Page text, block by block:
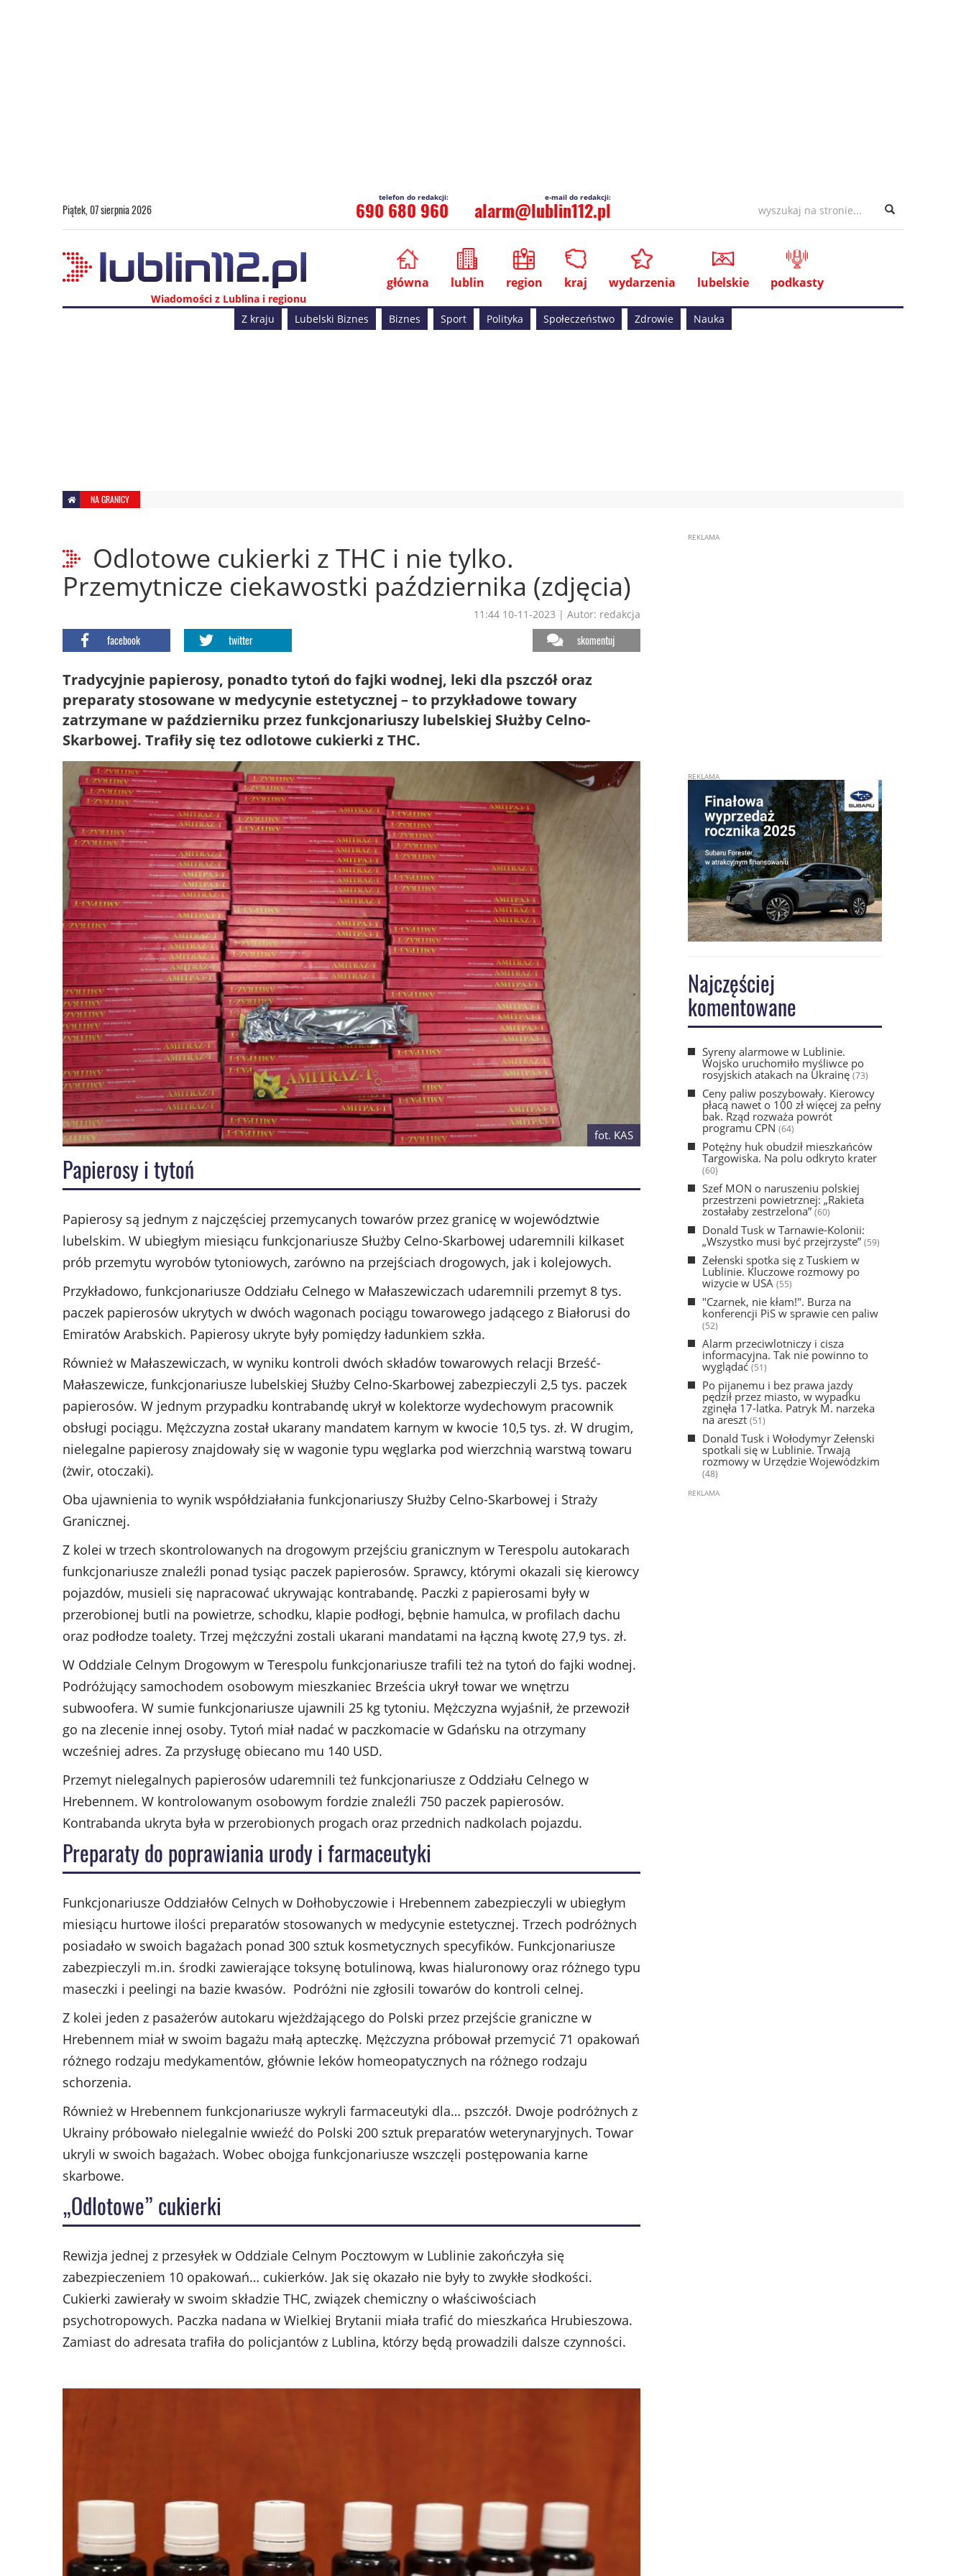
Piątek, 07 sierpnia 2026 690 680 960 alarm@lublin112.pl
Wiadomości z Lublina i regionu
główna lublin region kraj wydarzenia lubelskie podkasty
Z kraju Lubelski Biznes Biznes Sport Polityka Społeczeństwo Zdrowie Nauka
NA GRANICY
Odlotowe cukierki z THC i nie tylko.
Przemytnicze ciekawostki października (zdjęcia)
11:44 10-11-2023 | Autor: redakcja
facebook twitter skomentuj
Tradycyjnie papierosy, ponadto tytoń do fajki wodnej, leki dla pszczół oraz
preparaty stosowane w medycynie estetycznej – to przykładowe towary
zatrzymane w październiku przez funkcjonariuszy lubelskiej Służby Celno-
Skarbowej. Trafiły się tez odlotowe cukierki z THC.
fot. KAS
Papierosy i tytoń
Papierosy są jednym z najczęściej przemycanych towarów przez granicę w województwie
lubelskim. W ubiegłym miesiącu funkcjonariusze Służby Celno-Skarbowej udaremnili kilkaset
prób przemytu wyrobów tytoniowych, zarówno na przejściach drogowych, jak i kolejowych.
Przykładowo, funkcjonariusze Oddziału Celnego w Małaszewiczach udaremnili przemyt 8 tys.
paczek papierosów ukrytych w dwóch wagonach pociągu towarowego jadącego z Białorusi do
Emiratów Arabskich. Papierosy ukryte były pomiędzy ładunkiem szkła.
Również w Małaszewiczach, w wyniku kontroli dwóch składów towarowych relacji Brześć-
Małaszewicze, funkcjonariusze lubelskiej Służby Celno-Skarbowej zabezpieczyli 2,5 tys. paczek
papierosów. W jednym przypadku kontrabandę ukrył w kolektorze wydechowym pracownik
obsługi pociągu. Mężczyzna został ukarany mandatem karnym w kwocie 10,5 tys. zł. W drugim,
nielegalne papierosy znajdowały się w wagonie typu węglarka pod wierzchnią warstwą towaru
(żwir, otoczaki).
Oba ujawnienia to wynik współdziałania funkcjonariuszy Służby Celno-Skarbowej i Straży
Granicznej.
Z kolei w trzech skontrolowanych na drogowym przejściu granicznym w Terespolu autokarach
funkcjonariusze znaleźli ponad tysiąc paczek papierosów. Sprawcy, którymi okazali się kierowcy
pojazdów, musieli się napracować ukrywając kontrabandę. Paczki z papierosami były w
przerobionej butli na powietrze, schodku, klapie podłogi, bębnie hamulca, w profilach dachu
oraz podłodze toalety. Trzej mężczyźni zostali ukarani mandatami na łączną kwotę 27,9 tys. zł.
W Oddziale Celnym Drogowym w Terespolu funkcjonariusze trafili też na tytoń do fajki wodnej.
Podróżujący samochodem osobowym mieszkaniec Brześcia ukrył towar we wnętrzu
subwoofera. W sumie funkcjonariusze ujawnili 25 kg tytoniu. Mężczyzna wyjaśnił, że przewoził
go na zlecenie innej osoby. Tytoń miał nadać w paczkomacie w Gdańsku na otrzymany
wcześniej adres. Za przysługę obiecano mu 140 USD.
Przemyt nielegalnych papierosów udaremnili też funkcjonariusze z Oddziału Celnego w
Hrebennem. W kontrolowanym osobowym fordzie znaleźli 750 paczek papierosów.
Kontrabanda ukryta była w przerobionych progach oraz przednich nadkolach pojazdu.
Preparaty do poprawiania urody i farmaceutyki
Funkcjonariusze Oddziałów Celnych w Dołhobyczowie i Hrebennem zabezpieczyli w ubiegłym
miesiącu hurtowe ilości preparatów stosowanych w medycynie estetycznej. Trzech podróżnych
posiadało w swoich bagażach ponad 300 sztuk kosmetycznych specyfików. Funkcjonariusze
zabezpieczyli m.in. środki zawierające toksynę botulinową, kwas hialuronowy oraz różnego typu
maseczki i peelingi na bazie kwasów. Podróżni nie zgłosili towarów do kontroli celnej.
Z kolei jeden z pasażerów autokaru wjeżdżającego do Polski przez przejście graniczne w
Hrebennem miał w swoim bagażu małą apteczkę. Mężczyzna próbował przemycić 71 opakowań
różnego rodzaju medykamentów, głównie leków homeopatycznych na różnego rodzaju
schorzenia.
Również w Hrebennem funkcjonariusze wykryli farmaceutyki dla… pszczół. Dwoje podróżnych z
Ukrainy próbowało nielegalnie wwieźć do Polski 200 sztuk preparatów weterynaryjnych. Towar
ukryli w swoich bagażach. Wobec obojga funkcjonariusze wszczęli postępowania karne
skarbowe.
„Odlotowe” cukierki
Rewizja jednej z przesyłek w Oddziale Celnym Pocztowym w Lublinie zakończyła się
zabezpieczeniem 10 opakowań… cukierków. Jak się okazało nie były to zwykłe słodkości.
Cukierki zawierały w swoim składzie THC, związek chemiczny o właściwościach
psychotropowych. Paczka nadana w Wielkiej Brytanii miała trafić do mieszkańca Hrubieszowa.
Zamiast do adresata trafiła do policjantów z Lublina, którzy będą prowadzili dalsze czynności.
Najczęściej
komentowane
Syreny alarmowe w Lublinie.
Wojsko uruchomiło myśliwce po
rosyjskich atakach na Ukrainę(73)
Ceny paliw poszybowały. Kierowcy
płacą nawet o 100 zł więcej za pełny
bak. Rząd rozważa powrót
programu CPN (64)
Potężny huk obudził mieszkańców
Targowiska. Na polu odkryto krater
(60)
Szef MON o naruszeniu polskiej
przestrzeni powietrznej: „Rakieta
zostałaby zestrzelona” (60)
Donald Tusk w Tarnawie-Kolonii:
„Wszystko musi być przejrzyste” (59)
Zełenski spotka się z Tuskiem w
Lublinie. Kluczowe rozmowy po
wizycie w USA (55)
"Czarnek, nie kłam!". Burza na
konferencji PiS w sprawie cen paliw
(52)
Alarm przeciwlotniczy i cisza
informacyjna. Tak nie powinno to
wyglądać(51)
Po pijanemu i bez prawa jazdy
pędził przez miasto, w wypadku
zginęła 17-latka. Patryk M. narzeka
na areszt (51)
Donald Tusk i Wołodymyr Zełenski
spotkali się w Lublinie. Trwają
rozmowy w Urzędzie Wojewódzkim
(48)